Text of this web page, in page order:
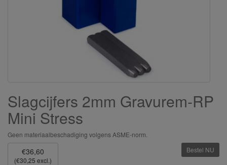
Slagcijfers 2mm Gravurem-RP
Mini Stress
Geen materiaalbeschadiging volgens ASME-norm.
€36,60
(€30,25 excl.)
Bestel NU